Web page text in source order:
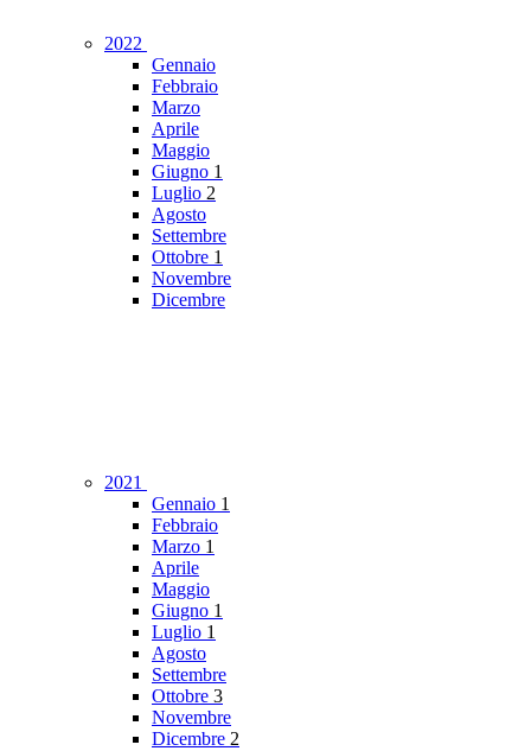
2022
Gennaio
Febbraio
Marzo
Aprile
Maggio
Giugno 1
Luglio 2
Agosto
Settembre
Ottobre 1
Novembre
Dicembre
2021
Gennaio 1
Febbraio
Marzo 1
Aprile
Maggio
Giugno 1
Luglio 1
Agosto
Settembre
Ottobre 3
Novembre
Dicembre 2